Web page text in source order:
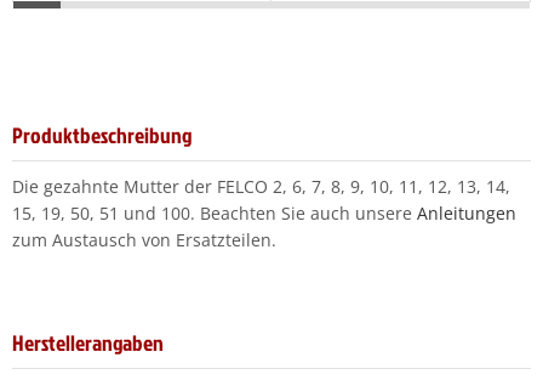
Produktbeschreibung
Die gezahnte Mutter der FELCO 2, 6, 7, 8, 9, 10, 11, 12, 13, 14,
15, 19, 50, 51 und 100. Beachten Sie auch unsere Anleitungen
zum Austausch von Ersatzteilen.
Herstellerangaben